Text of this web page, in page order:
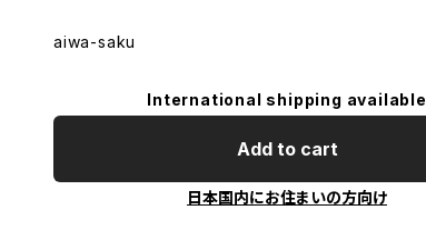
aiwa-saku
International shipping available
Add to cart
日本国内にお住まいの方向け